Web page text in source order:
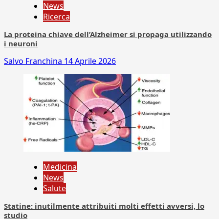
News
Ricerca
La proteina chiave dell’Alzheimer si propaga utilizzando
i neuroni
Salvo Franchina 14 Aprile 2026
Medicina
News
Salute
Statine: inutilmente attribuiti molti effetti avversi, lo
studio